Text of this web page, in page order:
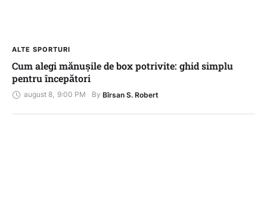
ALTE SPORTURI
Cum alegi mănușile de box potrivite: ghid simplu
pentru începători
august 8, 9:00 PM By Bîrsan S. Robert